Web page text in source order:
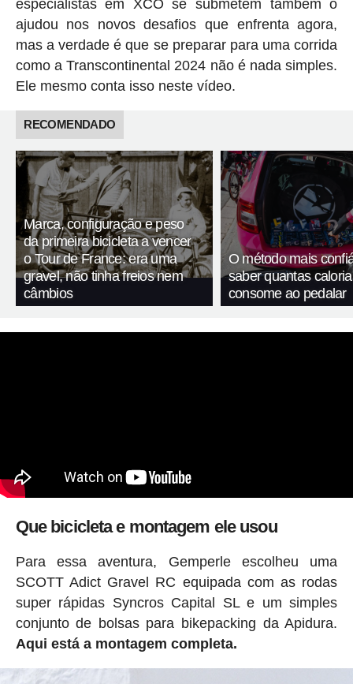
especialistas em XCO se submetem também o
ajudou nos novos desafios que enfrenta agora,
mas a verdade é que se preparar para uma corrida
como a Transcontinental 2024 não é nada simples.
Ele mesmo conta isso neste vídeo.
RECOMENDADO
Marca, configuração e peso
da primeira bicicleta a vencer
o Tour de France: era uma
gravel, não tinha freios nem
câmbios
O método mais
saber quantas
consome ao pedalar
Que bicicleta e montagem ele usou
Para essa aventura, Gemperle escolheu uma
SCOTT Adict Gravel RC equipada com as rodas
super rápidas Syncros Capital SL e um simples
conjunto de bolsas para bikepacking da Apidura.
Aqui está a montagem completa.